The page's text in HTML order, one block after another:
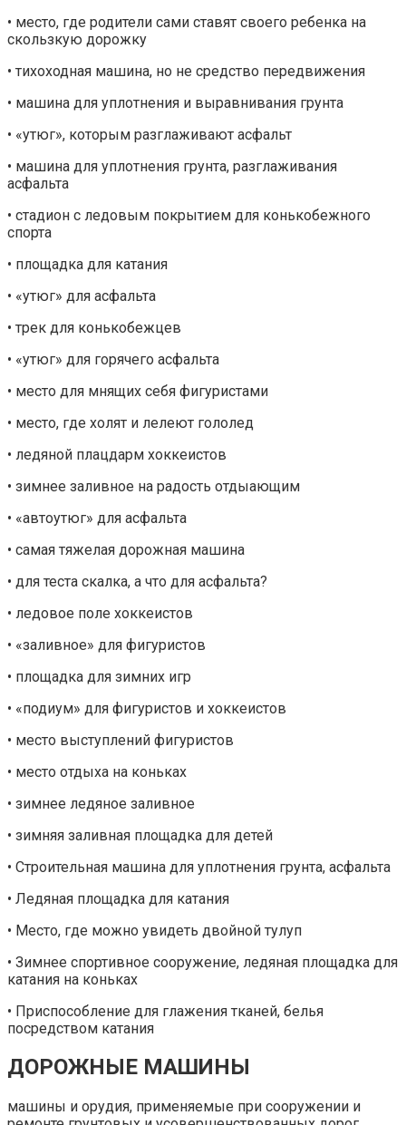
• место, где родители сами ставят своего ребенка на
скользкую дорожку
• тихоходная машина, но не средство передвижения
• машина для уплотнения и выравнивания грунта
• «утюг», которым разглаживают асфальт
• машина для уплотнения грунта, разглаживания
асфальта
• стадион с ледовым покрытием для конькобежного
спорта
• площадка для катания
• «утюг» для асфальта
• трек для конькобежцев
• «утюг» для горячего асфальта
• место для мнящих себя фигуристами
• место, где холят и лелеют гололед
• ледяной плацдарм хоккеистов
• зимнее заливное на радость отдыающим
• «автоутюг» для асфальта
• самая тяжелая дорожная машина
• для теста скалка, а что для асфальта?
• ледовое поле хоккеистов
• «заливное» для фигуристов
• площадка для зимних игр
• «подиум» для фигуристов и хоккеистов
• место выступлений фигуристов
• место отдыха на коньках
• зимнее ледяное заливное
• зимняя заливная площадка для детей
• Строительная машина для уплотнения грунта, асфальта
• Ледяная площадка для катания
• Место, где можно увидеть двойной тулуп
• Зимнее спортивное сооружение, ледяная площадка для
катания на коньках
• Приспособление для глажения тканей, белья
посредством катания
ДОРОЖНЫЕ МАШИНЫ
машины и орудия, применяемые при сооружении и